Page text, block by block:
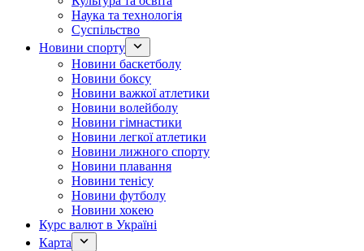
Наука та технологія
Суспільство
Новини спорту
Новини баскетболу
Новини боксу
Новини важкої атлетики
Новини волейболу
Новини гімнастики
Новини легкої атлетики
Новини лижного спорту
Новини плавання
Новини тенісу
Новини футболу
Новини хокею
Курс валют в Україні
Карта